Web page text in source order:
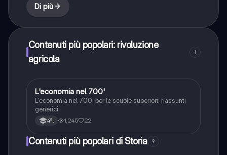
Di più
Contenuti più popolari: rivoluzione
agricola
1
Storia
L'economia nel 700'
L'economia nel 700' per le scuole superiori: riassunti
generici
4ªl 1,245 22
Contenuti più popolari di Storia 9